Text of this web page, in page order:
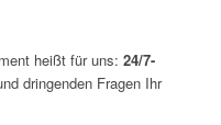
heißt für uns: 24/7-
dringenden Fragen Ihr